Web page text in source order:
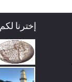
إخترنا لكم